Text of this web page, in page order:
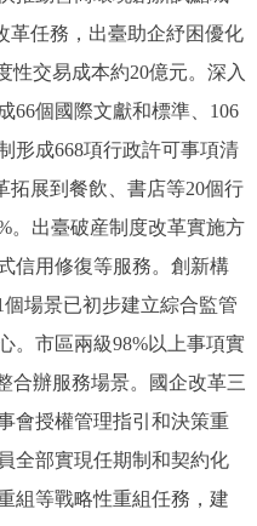
革任務，出臺助企紓困優化
性交易成本約20億元。深入
66個國際文獻和標準、106
形成668項行政許可事項清
拓展到餐飲、書店等20個行
。出臺破産制度改革實施方
信用修復等服務。創新構
場景已初步建立綜合監管
。市區兩級98%以上事項實
合辦服務場景。國企改革三
會授權管理指引和決策重
全部實現任期制和契約化
組等戰略性重組任務，建